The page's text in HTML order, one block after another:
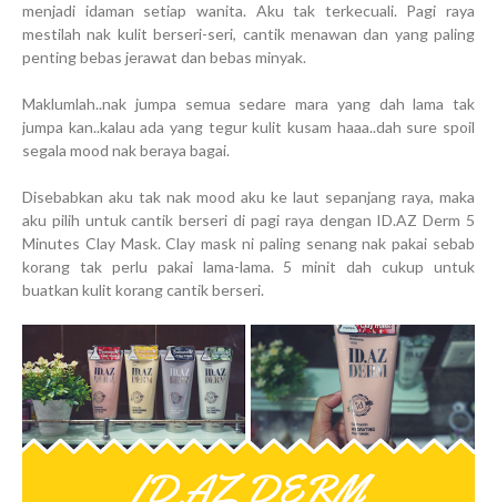
menjadi idaman setiap wanita. Aku tak terkecuali. Pagi raya
mestilah nak kulit berseri-seri, cantik menawan dan yang paling
penting bebas jerawat dan bebas minyak.
Maklumlah..nak jumpa semua sedare mara yang dah lama tak
jumpa kan..kalau ada yang tegur kulit kusam haaa..dah sure spoil
segala mood nak beraya bagai.
Disebabkan aku tak nak mood aku ke laut sepanjang raya, maka
aku pilih untuk cantik berseri di pagi raya dengan ID.AZ Derm 5
Minutes Clay Mask. Clay mask ni paling senang nak pakai sebab
korang tak perlu pakai lama-lama. 5 minit dah cukup untuk
buatkan kulit korang cantik berseri.